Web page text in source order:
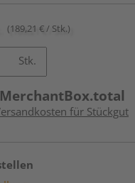
(189,21 € / Stk.)
Stk.
für Stückgut